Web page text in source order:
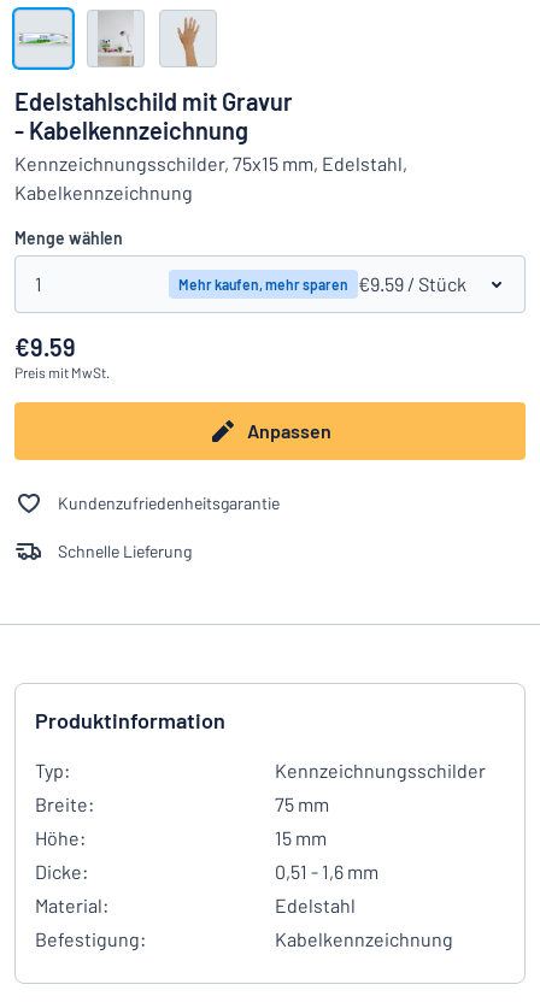
Das Gesuchte nicht gefunden?
Alle Kategorien anzeigen
Einloggen
Kundenservice
Privat / Firma
Edelstahlschild mit Gravur
- Kabelkennzeichnung
Kennzeichnungsschilder, 75x15 mm, Edelstahl,
Kabelkennzeichnung
Menge wählen
1 Mehr kaufen, mehr sparen €9.59 / Stück
€9.59
Preis mit MwSt.
Anpassen
Kundenzufriedenheitsgarantie
Schnelle Lieferung
Produktinformation
Typ:
Kennzeichnungsschilder
Breite:
75 mm
Höhe:
15 mm
Dicke:
0,51 - 1,6 mm
Material:
Edelstahl
Befestigung:
Kabelkennzeichnung